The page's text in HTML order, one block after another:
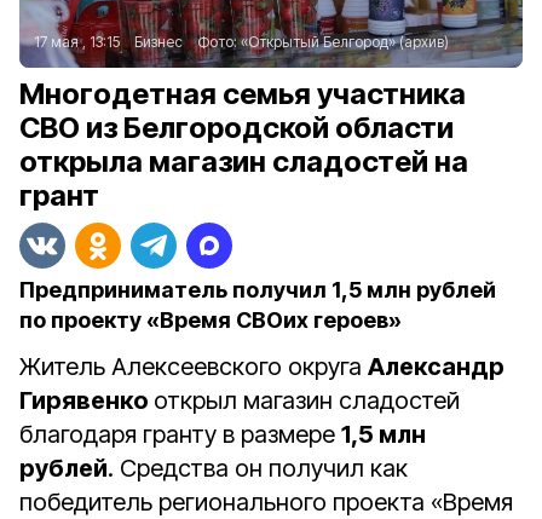
17 мая , 13:15 Бизнес Фото:«Открытый Белгород» (архив)
Многодетная семья участника
СВО из Белгородской области
открыла магазин сладостей на
грант
Предприниматель получил 1,5 млн рублей
по проекту «Время СВОих героев»
Житель Алексеевского округа Александр
Гирявенко открыл магазин сладостей
благодаря гранту в размере 1,5 млн
рублей. Средства он получил как
победитель регионального проекта «Время